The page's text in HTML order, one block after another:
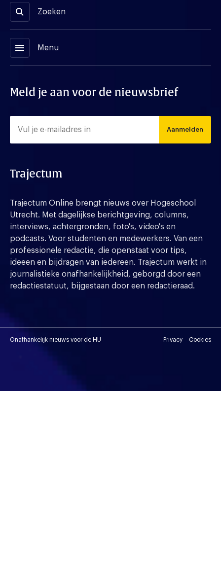
Zoeken
menu Menu
Meld je aan voor de nieuwsbrief
Aanmelden
Trajectum
Trajectum Online brengt nieuws over Hogeschool
Utrecht. Met dagelijkse berichtgeving, columns,
interviews, achtergronden, foto's, video's en
podcasts. Voor studenten en medewerkers. Van een
professionele redactie, die openstaat voor tips,
ideeen en bijdragen van iedereen. Trajectum werkt in
journalistieke onafhankelijkheid, geborgd door een
redactiestatuut, bijgestaan door een redactieraad.
Onafhankelijk nieuws voor de HU Privacy Cookies